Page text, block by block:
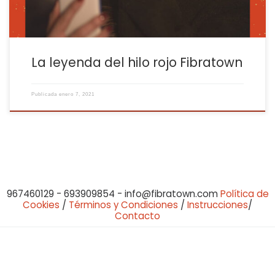
La leyenda del hilo rojo Fibratown
Publicada enero 7, 2021
967460129 - 693909854 - info@fibratown.com Política de
Cookies / Términos y Condiciones / Instrucciones/
Contacto